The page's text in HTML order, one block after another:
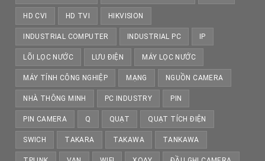
HD CVI HD TVI HIKVISION
INDUSTRIAL COMPUTER INDUSTRIAL PC IP
LÕI LỌC NƯỚC LƯU ĐIỆN MÁY LỌC NƯỚC
MÁY TÍNH CÔNG NGHIỆP MẠNG NGUỒN CAMERA
NHÀ THÔNG MINH PC INDUSTRY PIN
PIN CAMERA Q QUẠT QUẠT TÍCH ĐIỆN
SWICH TAKARA TAKAWA TANKAWA